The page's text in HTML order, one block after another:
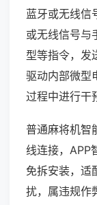
蓝牙或无线信
或无线信号与
型等指令，发
驱动内部微型
过程中进行干
普通麻将机智
线连接，APP
免拆安装，适
扰，属违规作